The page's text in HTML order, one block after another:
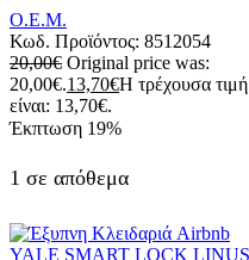
Ο.Ε.Μ.
Κωδ. Προϊόντος: 8512054
20,00€ Original price was:
20,00€.13,70€Η τρέχουσα τιμή
είναι: 13,70€.
Έκπτωση 19%
1 σε απόθεμα